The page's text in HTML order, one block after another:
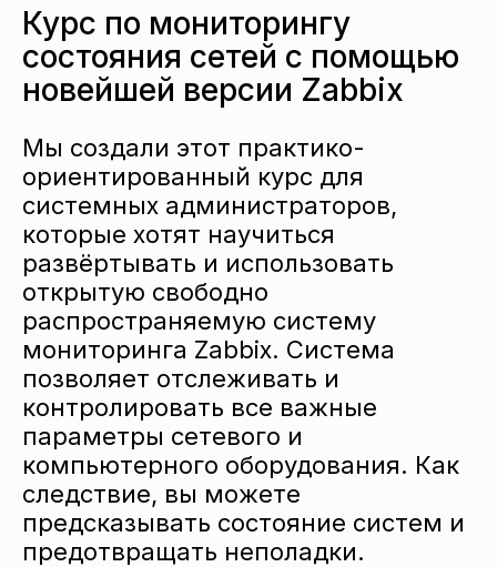
Курс по мониторингу
состояния сетей с помощью
новейшей версии Zabbix
Мы создали этот практико-
ориентированный курс для
системных администраторов,
которые хотят научиться
развёртывать и использовать
открытую свободно
распространяемую систему
мониторинга Zabbix. Система
позволяет отслеживать и
контролировать все важные
параметры сетевого и
компьютерного оборудования. Как
следствие, вы можете
предсказывать состояние систем и
предотвращать неполадки.